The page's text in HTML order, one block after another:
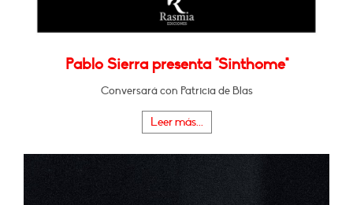
Pablo Sierra presenta "Sinthome"
Conversará con Patricia de Blas
Leer más...